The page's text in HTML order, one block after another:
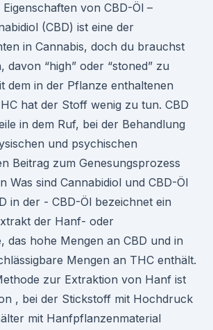
Eigenschaften von CBD-Öl –
(CBD) ist eine der
in Cannabis, doch du brauchst
“high” oder “stoned” zu
dem in der Pflanze enthaltenen
hat der Stoff wenig zu tun. CBD
in dem Ruf, bei der Behandlung
und psychischen
Beitrag zum Genesungsprozess
Was sind Cannabidiol und CBD-Öl
in der - CBD-Öl bezeichnet ein
der Hanf- oder
das hohe Mengen an CBD und in
Mengen an THC enthält.
zur Extraktion von Hanf ist
, bei der Stickstoff mit Hochdruck
mit Hanfpflanzenmaterial